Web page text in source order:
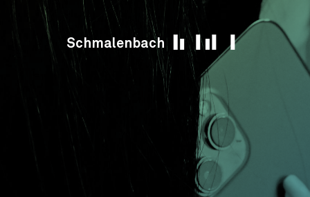
Skip to content
Schmalenbach